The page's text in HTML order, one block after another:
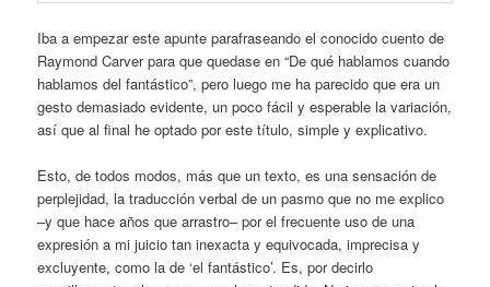
Iba a empezar este apunte parafraseando el conocido cuento de
Raymond Carver para que quedase en “De qué hablamos cuando
hablamos del fantástico”, pero luego me ha parecido que era un
gesto demasiado evidente, un poco fácil y esperable la variación,
así que al final he optado por este título, simple y explicativo.
Esto, de todos modos, más que un texto, es una sensación de
perplejidad, la traducción verbal de un pasmo que no me explico
–y que hace años que arrastro– por el frecuente uso de una
expresión a mi juicio tan inexacta y equivocada, imprecisa y
excluyente, como la de ‘el fantástico’. Es, por decirlo